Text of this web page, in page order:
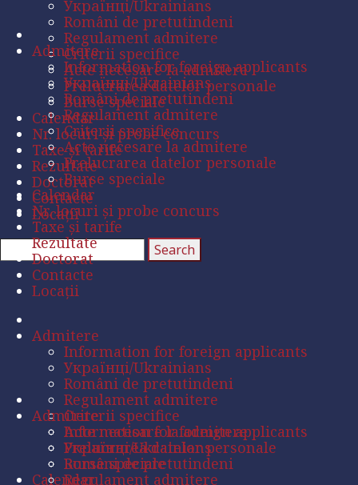
Українці/Ukrainians
Români de pretutindeni
Regulament admitere
Criterii specifice
Acte necesare la admitere
Prelucrarea datelor personale
Burse speciale
Calendar
Nr. locuri și probe concurs
Taxe și tarife
Rezultate
Doctorat
Contacte
Locații
Admitere
Information for foreign applicants
Українці/Ukrainians
Români de pretutindeni
Regulament admitere
Criterii specifice
Acte necesare la admitere
Prelucrarea datelor personale
Burse speciale
Calendar
Nr. locuri și probe concurs
Taxe și tarife
Rezultate
Doctorat
Contacte
Locații
Admitere
Information for foreign applicants
Українці/Ukrainians
Români de pretutindeni
Regulament admitere
Criterii specifice
Acte necesare la admitere
Prelucrarea datelor personale
Burse speciale
Calendar
Admitere
Information for foreign applicants
Українці/Ukrainians
Români de pretutindeni
Regulament admitere